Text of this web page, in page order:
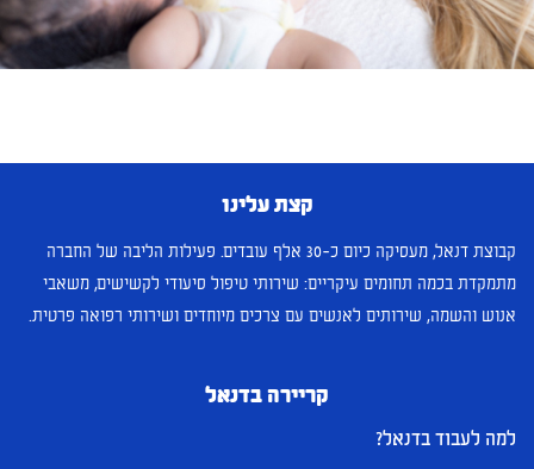
קצת עלינו
קבוצת דנאל, מעסיקה כיום כ-30 אלף עובדים. פעילות הליבה של החברה
מתמקדת בכמה תחומים עיקריים: שירותי טיפול סיעודי לקשישים, משאבי
אנוש והשמה, שירותים לאנשים עם צרכים מיוחדים ושירותי רפואה פרטית.
קריירה בדנאל
למה לעבוד בדנאל?